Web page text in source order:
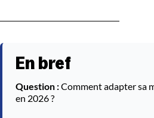
En bref
Question :Comment adapter sa
en 2026 ?